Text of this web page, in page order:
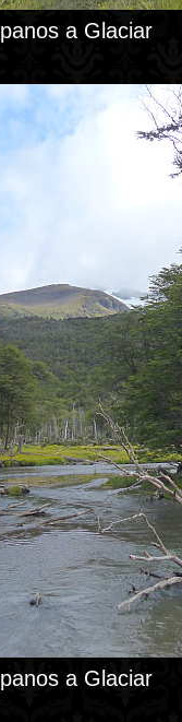
a Glaciar
a Glaciar